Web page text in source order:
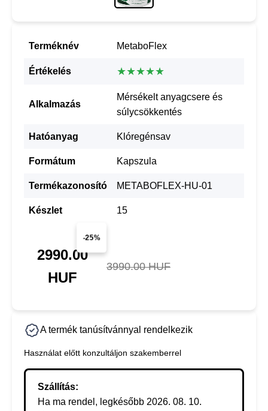
Terméknév MetaboFlex
Értékelés ★★★★★
Alkalmazás
Mérsékelt anyagcsere és
súlycsökkentés
Hatóanyag Klóregénsav
Formátum Kapszula
Termékazonosító METABOFLEX-HU-01
Készlet 15
-25%
2990.00
HUF
3990.00 HUF
A termék tanúsítvánnyal rendelkezik
Használat előtt konzultáljon szakemberrel
Szállítás:
Ha ma rendel, legkésőbb 2026. 08. 10.